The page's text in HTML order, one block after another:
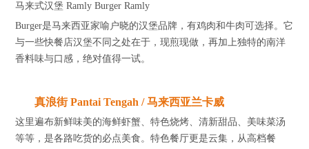
马来式汉堡 Ramly Burger Ramly
Burger是马来西亚家喻户晓的汉堡品牌，有鸡肉和牛肉可选择。它
与一些快餐店汉堡不同之处在于，现煎现做，再加上独特的南洋
香料味与口感，绝对值得一试。
真浪街 Pantai Tengah / 马来西亚兰卡威
这里遍布新鲜味美的海鲜虾蟹、特色烧烤、清新甜品、美味菜汤
等等，是各路吃货的必点美食。特色餐厅更是云集，从高档餐